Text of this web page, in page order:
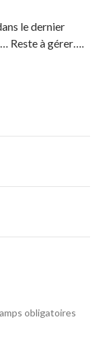
le dernier
Reste à gérer….
obligatoires